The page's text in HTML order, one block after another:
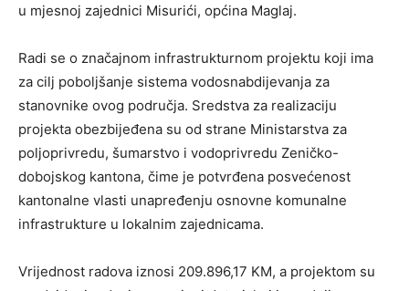
u mjesnoj zajednici Misurići, općina Maglaj.
Radi se o značajnom infrastrukturnom projektu koji ima
za cilj poboljšanje sistema vodosnabdijevanja za
stanovnike ovog područja. Sredstva za realizaciju
projekta obezbijeđena su od strane Ministarstva za
poljoprivredu, šumarstvo i vodoprivredu Zeničko-
dobojskog kantona, čime je potvrđena posvećenost
kantonalne vlasti unapređenju osnovne komunalne
infrastrukture u lokalnim zajednicama.
Vrijednost radova iznosi 209.896,17 KM, a projektom su